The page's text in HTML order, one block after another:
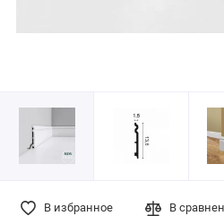
В избранное В